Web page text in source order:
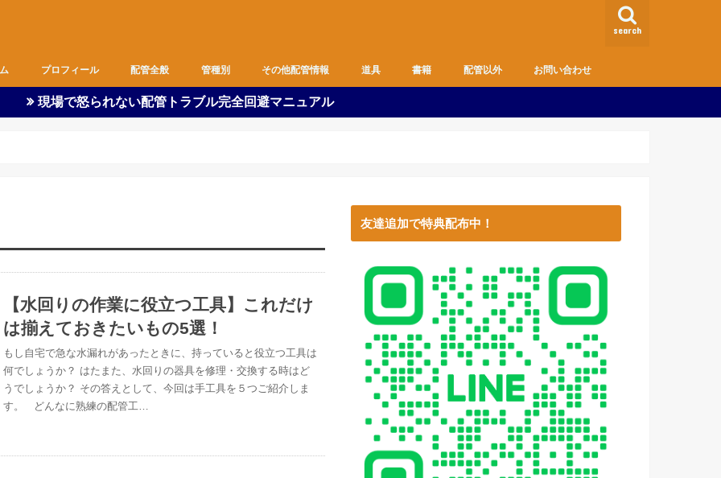
search
プロフィール 配管全般
ピット内作業
図面
都営住宅
空調
基礎
支持金物
雑作業
器具付け
改修工事
新築工事
職長の仕事
管種別
全管種
ビニル管
SUS管
ポリ管
鉄管
ダクト
バルブ
フレキ
その他配管情報
安全管理
現場監督
作業着
余談
配管・水に関する情報
資格取得情報
道具 書籍 配管以外 お問い合わせ
現場で怒られない配管トラブル完全回避マニュアル
【水回りの作業に役立つ工具】これだけ
は揃えておきたいもの5選！
もし自宅で急な水漏れがあったときに、持っていると役立つ工具は
何でしょうか？ はたまた、水回りの器具を修理・交換する時はど
うでしょうか？ その答えとして、今回は手工具を５つご紹介しま
す。 どんなに熟練の配管工…
友達追加で特典配布中！